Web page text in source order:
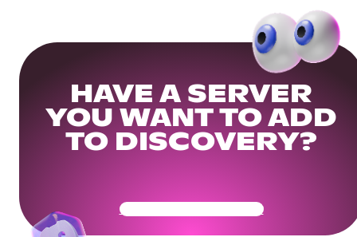
HAVE A SERVER
YOU WANT TO ADD
TO DISCOVERY?
Get Your Community Ready